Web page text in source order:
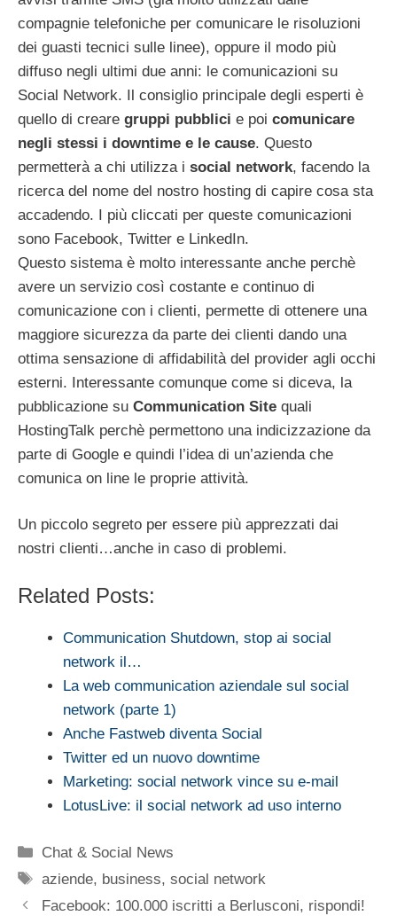
compagnie telefoniche per comunicare le risoluzioni
dei guasti tecnici sulle linee), oppure il modo più
diffuso negli ultimi due anni: le comunicazioni su
Social Network. Il consiglio principale degli esperti è
quello di creare gruppi pubblici e poi comunicare
negli stessi i downtime e le cause. Questo
permetterà a chi utilizza i social network, facendo la
ricerca del nome del nostro hosting di capire cosa sta
accadendo. I più cliccati per queste comunicazioni
sono Facebook, Twitter e LinkedIn.
Questo sistema è molto interessante anche perchè
avere un servizio così costante e continuo di
comunicazione con i clienti, permette di ottenere una
maggiore sicurezza da parte dei clienti dando una
ottima sensazione di affidabilità del provider agli occhi
esterni. Interessante comunque come si diceva, la
pubblicazione su Communication Site quali
HostingTalk perchè permettono una indicizzazione da
parte di Google e quindi l’idea di un’azienda che
comunica on line le proprie attività.
Un piccolo segreto per essere più apprezzati dai
nostri clienti…anche in caso di problemi.
Related Posts:
Communication Shutdown, stop ai social
network il…
La web communication aziendale sul social
network (parte 1)
Anche Fastweb diventa Social
Twitter ed un nuovo downtime
Marketing: social network vince su e-mail
LotusLive: il social network ad uso interno
Categorie
Chat & Social News
Tag
aziende, business,social network
Facebook: 100.000 iscritti a Berlusconi, rispondi!